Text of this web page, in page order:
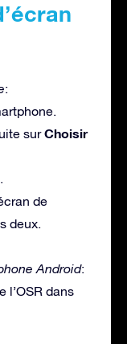
:
surChoisir
de
deux.
Android:
l’OSR dans